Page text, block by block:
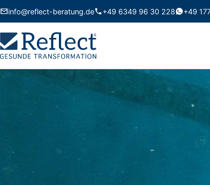
info@reflect-beratung.de +49 6349 96 30 228 +49